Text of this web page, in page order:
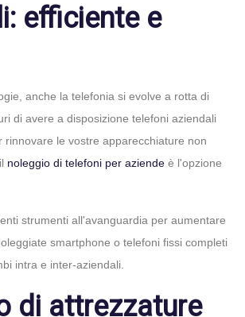
efficiente e
anche la telefonia si evolve a rotta di
di avere a disposizione telefoni aziendali
rinnovare le vostre apparecchiature non
noleggio di telefoni per aziende è l'opzione
strumenti all'avanguardia per aumentare
smartphone o telefoni fissi completi
intra e inter-aziendali.
di attrezzature